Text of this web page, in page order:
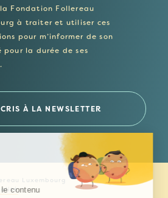
Fondation Follereau
à traiter et utiliser ces
pour m’informer de son
la durée de ses
Luxembourg
le contenu